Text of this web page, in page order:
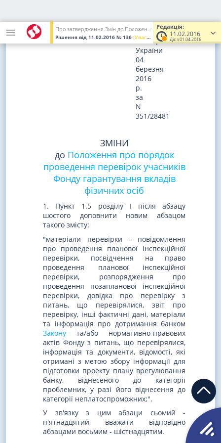
Редакція:
11.02.2016
Діє з 01.04.2016
Про затвердження Змін до Положення про порядок проведення перевірок учасників Фонду гарантування вкладів фізичних осіб
Рішення від 11.02.2016 № 136 (Увага! Попередня редакція.)
в
Міністерстві
юстиції
України
04
березня
2016
р.
за
N
351/28481
ЗМІНИ
до Положення про порядок
проведення перевірок учасників
Фонду гарантування вкладів
фізичних осіб
1. Пункт 1.5 розділу I після абзацу
шостого доповнити новим абзацом
такого змісту:
"матеріали перевірки - повідомлення
про проведення планової інспекційної
перевірки, посвідчення на право
проведення планової інспекційної
перевірки, розпорядження про
проведення позапланової інспекційної
перевірки, довідка про перевірку з
питань, що перевірялися, звіт про
перевірку, інші фактичні дані, матеріали
та інформація про дотримання банком
Закону та/або нормативно-правових
актів Фонду з питань, що перевірялися,
інформація та документи, відомості, які
отримані з метою збору інформації для
підготовки проекту плану врегулювання
банку, віднесеного до категорії
проблемних, у разі його віднесення до
категорії неплатоспроможних;".
У зв'язку з цим абзаци сьомий -
п'ятнадцятий вважати відповідно
абзацами восьмим - шістнадцятим.